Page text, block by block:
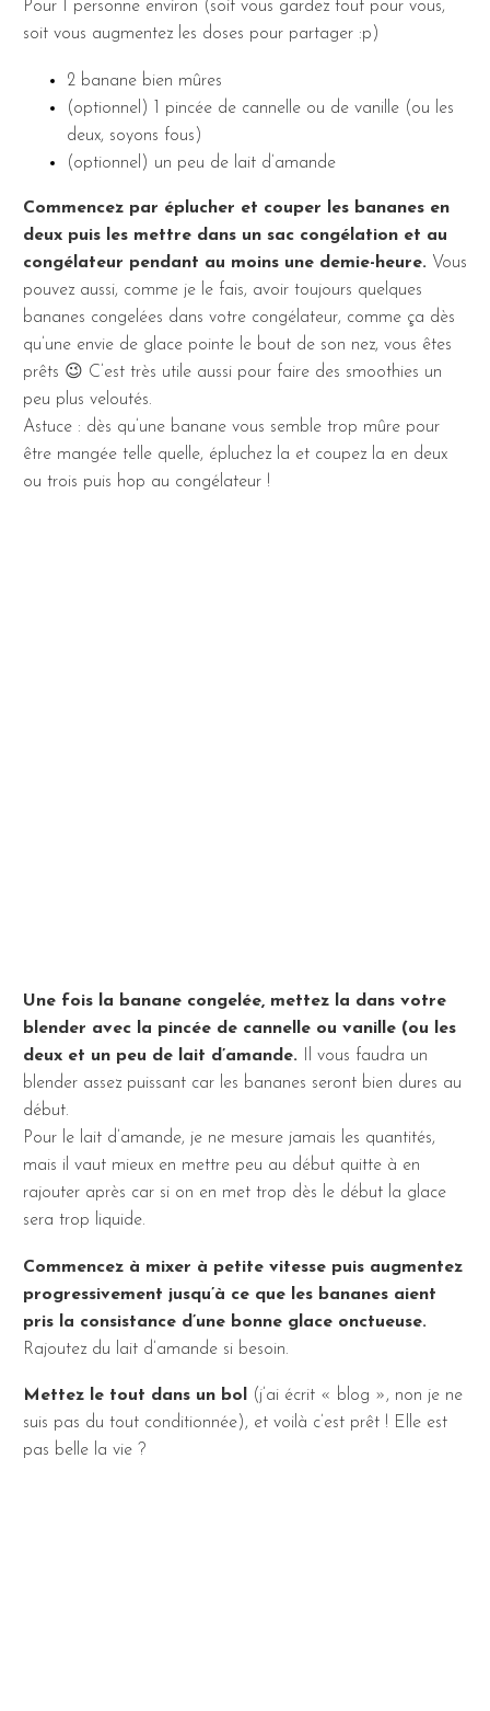
Pour 1 personne environ (soit vous gardez tout pour vous,
soit vous augmentez les doses pour partager :p)
2 banane bien mûres
(optionnel) 1 pincée de cannelle ou de vanille (ou les
deux, soyons fous)
(optionnel) un peu de lait d’amande
Commencez par éplucher et couper les bananes en
deux puis les mettre dans un sac congélation et au
congélateur pendant au moins une demie-heure. Vous
pouvez aussi, comme je le fais, avoir toujours quelques
bananes congelées dans votre congélateur, comme ça dès
qu’une envie de glace pointe le bout de son nez, vous êtes
prêts 😉 C’est très utile aussi pour faire des smoothies un
peu plus veloutés.
Astuce : dès qu’une banane vous semble trop mûre pour
être mangée telle quelle, épluchez la et coupez la en deux
ou trois puis hop au congélateur !
Une fois la banane congelée, mettez la dans votre
blender avec la pincée de cannelle ou vanille (ou les
deux et un peu de lait d’amande. Il vous faudra un
blender assez puissant car les bananes seront bien dures au
début.
Pour le lait d’amande, je ne mesure jamais les quantités,
mais il vaut mieux en mettre peu au début quitte à en
rajouter après car si on en met trop dès le début la glace
sera trop liquide.
Commencez à mixer à petite vitesse puis augmentez
progressivement jusqu’à ce que les bananes aient
pris la consistance d’une bonne glace onctueuse.
Rajoutez du lait d’amande si besoin.
Mettez le tout dans un bol (j’ai écrit « blog », non je ne
suis pas du tout conditionnée), et voilà c’est prêt ! Elle est
pas belle la vie ?